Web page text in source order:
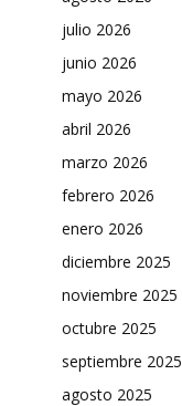
julio 2026
junio 2026
mayo 2026
abril 2026
marzo 2026
febrero 2026
enero 2026
diciembre 2025
noviembre 2025
octubre 2025
septiembre 2025
agosto 2025